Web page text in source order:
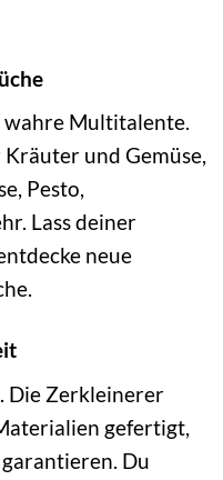
Multitalente.
und Gemüse,
Pesto,
Lass deiner
neue
Die Zerkleinerer
gefertigt,
Du